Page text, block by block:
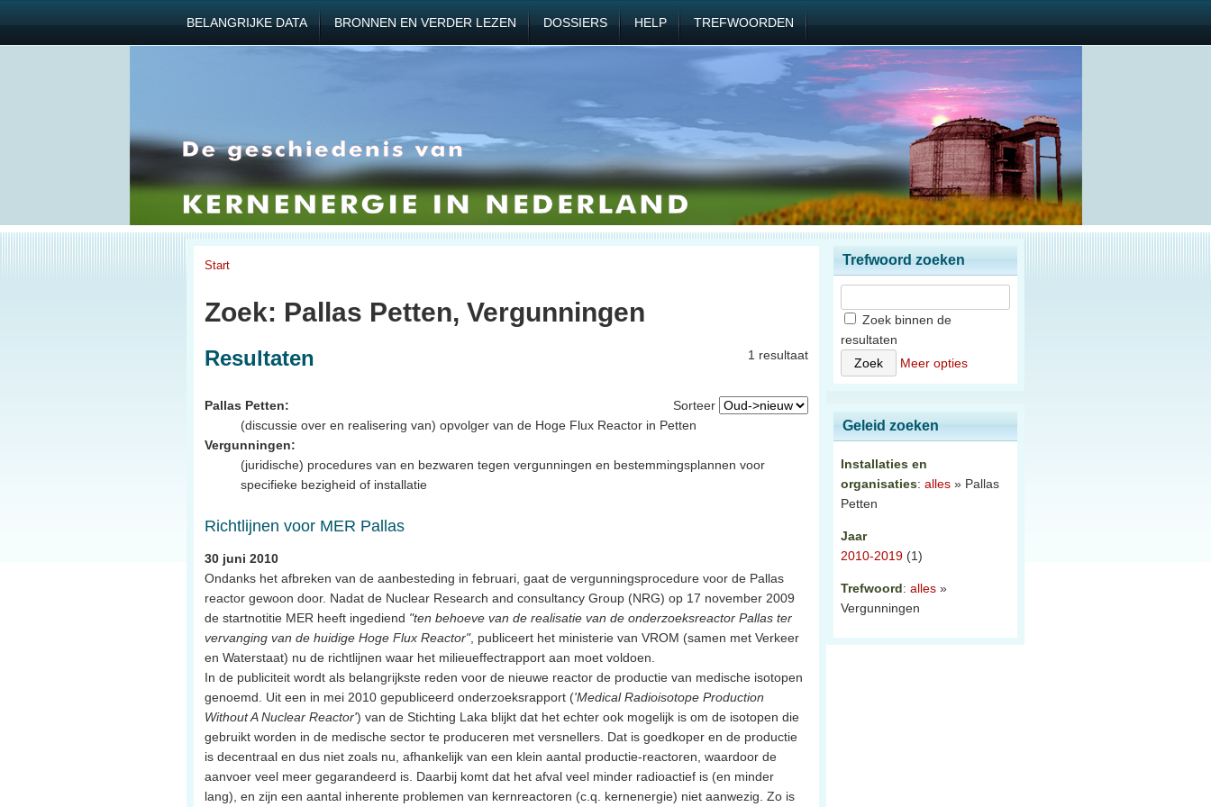
BELANGRIJKE DATA BRONNEN EN VERDER LEZEN DOSSIERS HELP TREFWOORDEN
Start
Zoek: Pallas Petten, Vergunningen
1 resultaat
Resultaten
Sorteer
Pallas Petten:
(discussie over en realisering van) opvolger van de Hoge Flux Reactor in Petten
Vergunningen:
(juridische) procedures van en bezwaren tegen vergunningen en bestemmingsplannen voor
specifieke bezigheid of installatie
Richtlijnen voor MER Pallas
30 juni 2010
Ondanks het afbreken van de aanbesteding in februari, gaat de vergunningsprocedure voor de Pallas
reactor gewoon door. Nadat de Nuclear Research and consultancy Group (NRG) op 17 november 2009
de startnotitie MER heeft ingediend "ten behoeve van de realisatie van de onderzoeksreactor Pallas ter
vervanging van de huidige Hoge Flux Reactor", publiceert het ministerie van VROM (samen met Verkeer
en Waterstaat) nu de richtlijnen waar het milieueffectrapport aan moet voldoen.
In de publiciteit wordt als belangrijkste reden voor de nieuwe reactor de productie van medische isotopen
genoemd. Uit een in mei 2010 gepubliceerd onderzoeksrapport ('Medical Radioisotope Production
Without A Nuclear Reactor') van de Stichting Laka blijkt dat het echter ook mogelijk is om de isotopen die
gebruikt worden in de medische sector te produceren met versnellers. Dat is goedkoper en de productie
is decentraal en dus niet zoals nu, afhankelijk van een klein aantal productie-reactoren, waardoor de
aanvoer veel meer gegarandeerd is. Daarbij komt dat het afval veel minder radioactief is (en minder
lang), en zijn een aantal inherente problemen van kernreactoren (c.q. kernenergie) niet aanwezig. Zo is
Trefwoord zoeken
Zoek binnen de
resultaten
Meer opties
Geleid zoeken
Installaties en
organisaties: alles » Pallas
Petten
Jaar
2010-2019 (1)
Trefwoord: alles »
Vergunningen